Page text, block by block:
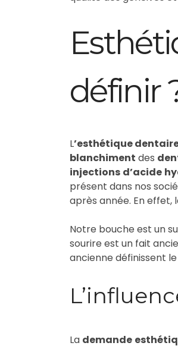
définir
L’esthétique
blanchiment des
injections d’acide
présent dans nos
après année. En effet,
Notre bouche est un
sourire est un fait
ancienne définissent
La demande